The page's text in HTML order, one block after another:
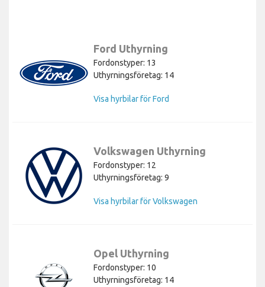
Ford Uthyrning
Fordonstyper: 13
Uthyrningsföretag: 14
Visa hyrbilar för Ford
Volkswagen Uthyrning
Fordonstyper: 12
Uthyrningsföretag: 9
Visa hyrbilar för Volkswagen
Opel Uthyrning
Fordonstyper: 10
Uthyrningsföretag: 14